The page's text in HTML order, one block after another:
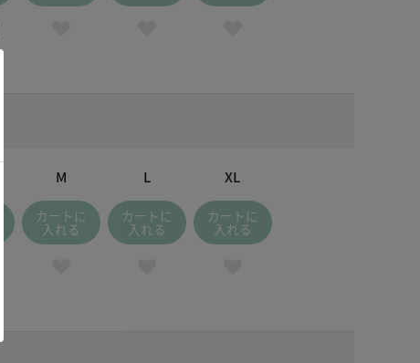
M
カートに
入れる
L
カートに
入れる
XL
カートに
入れる